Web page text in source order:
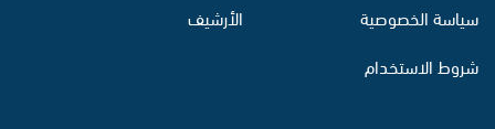
سياسة الخصوصية
شروط الاستخدام
الأرشيف